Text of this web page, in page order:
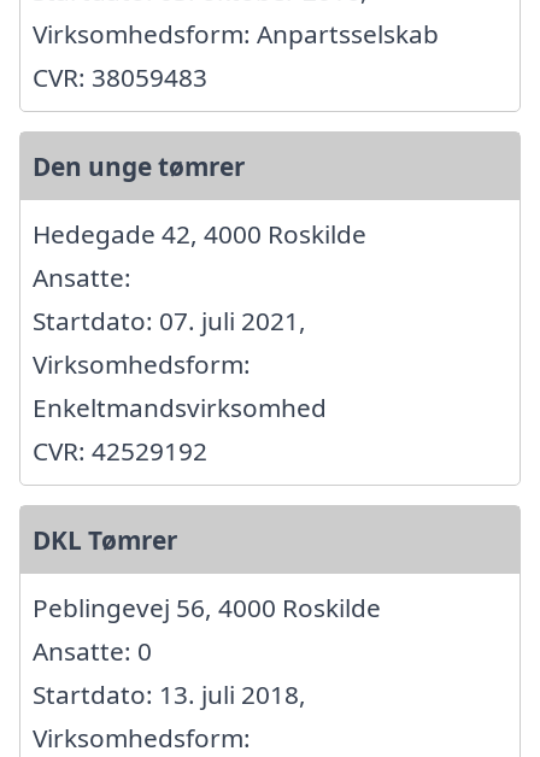
Virksomhedsform: Anpartsselskab
CVR: 38059483
Den unge tømrer
Hedegade 42, 4000 Roskilde
Ansatte:
Startdato: 07. juli 2021,
Virksomhedsform:
Enkeltmandsvirksomhed
CVR: 42529192
DKL Tømrer
Peblingevej 56, 4000 Roskilde
Ansatte: 0
Startdato: 13. juli 2018,
Virksomhedsform: